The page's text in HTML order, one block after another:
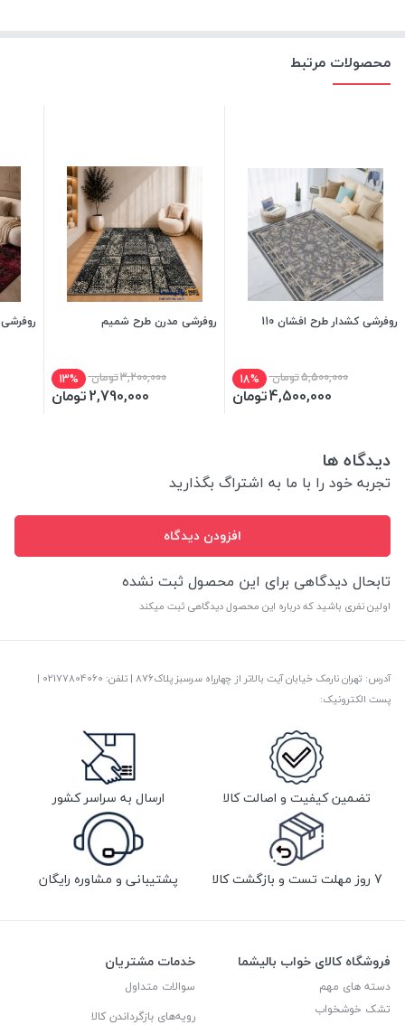
محصولات مرتبط
روفرشی کشدار طرح افشان 110
5,500,000تومان 18%
4,500,000تومان
روفرشی مدرن طرح شمیم
3,200,000تومان 13%
2,790,000تومان
دیدگاه ها
تجربه خود را با ما به اشتراگ بگذارید
افزودن دیدگاه
تابحال دیدگاهی برای این محصول ثبت نشده
اولین نفری باشید که درباره این محصول دیدگاهی ثبت میکند
آدرس: تهران نارمک خیابان آیت بالاتر از چهارراه سرسبز پلاک876 | تلفن: ‎02177804060 |
پست الکترونیک:
تضمین کیفیت و اصالت کالا ارسال به سراسر کشور
7 روز مهلت تست و بازگشت کالا پشتیبانی و مشاوره رایگان
فروشگاه کالای خواب بالیشما
دسته های مهم
تشک خوشخواب
خدمات مشتریان
سوالات متداول
رویه‌های بازگرداندن کالا